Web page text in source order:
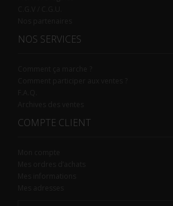
NOS SERVICES
COMPTE CLIENT